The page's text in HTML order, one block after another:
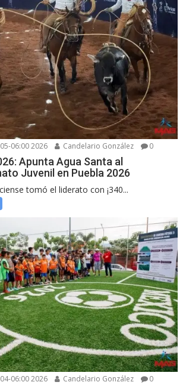
06:00 2026 Candelario González 0
Apunta Agua Santa al
Juvenil en Puebla 2026
tomó el liderato con ¡340...
06:00 2026 Candelario González 0